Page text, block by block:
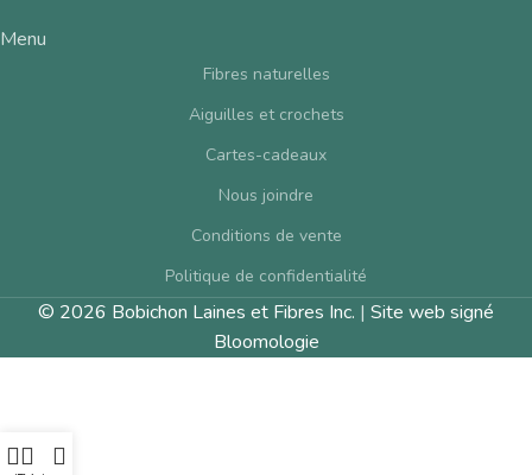
Menu
Fibres naturelles
Aiguilles et crochets
Cartes-cadeaux
Nous joindre
Conditions de vente
Politique de confidentialité
© 2026 Bobichon Laines et Fibres Inc. | Site web signé
Bloomologie